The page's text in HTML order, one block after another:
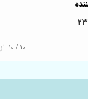
10 / 10 از